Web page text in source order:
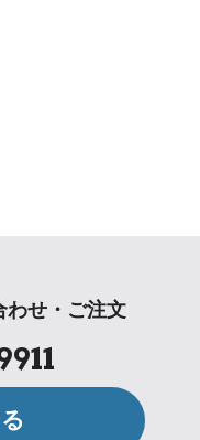
わせ・ご注文